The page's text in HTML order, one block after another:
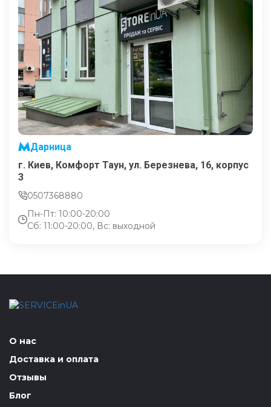
Дарница
г. Киев, Комфорт Таун, ул. Березнева, 16, корпус
3
0507368880
Пн-Пт: 10:00-20:00
Сб: 11:00-20:00, Вс: выходной
О нас
Доставка и оплата
Отзывы
Блог